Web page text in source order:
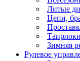
Литые
Цепи,
Таирлоки
Зимняя
Рулевое